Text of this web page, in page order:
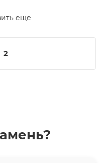
еще
2